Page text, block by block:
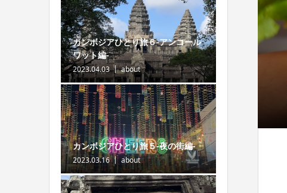
カンボジアひとり旅６-アンコール
ワット編-
2023.04.03 about
カンボジアひとり旅５-夜の街編-
2023.03.16 about